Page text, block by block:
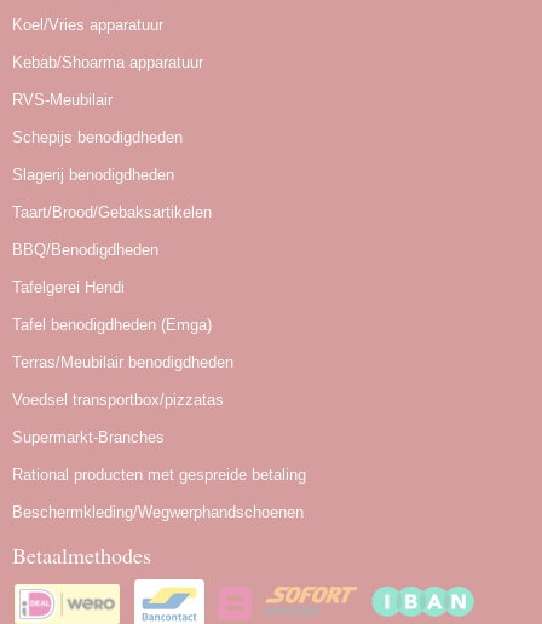
Koel/Vries apparatuur
Kebab/Shoarma apparatuur
RVS-Meubilair
Schepijs benodigdheden
Slagerij benodigdheden
Taart/Brood/Gebaksartikelen
BBQ/Benodigdheden
Tafelgerei Hendi
Tafel benodigdheden (Emga)
Terras/Meubilair benodigdheden
Voedsel transportbox/pizzatas
Supermarkt-Branches
Rational producten met gespreide betaling
Beschermkleding/Wegwerphandschoenen
Betaalmethodes